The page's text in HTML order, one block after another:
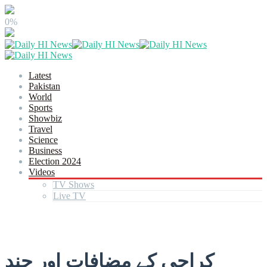
0%
Latest
Pakistan
World
Sports
Showbiz
Travel
Science
Business
Election 2024
Videos
TV Shows
Live TV
کراچی کے مضافات اور چند